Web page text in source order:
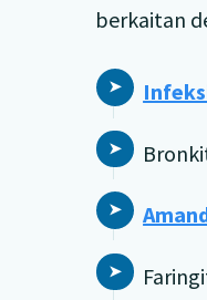
berkaitan